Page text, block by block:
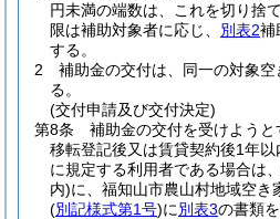
円未満の端数は、これを切り捨
限は補助対象者に応じ、 別表2補
する。
2
補助金の交付は、同一の対象
る。
(交付申請及び交付決定)
第8条
補助金の交付を受けよう
移転登記後又は賃貸契約後1年以
に規定する利用者である場合は
内)に、福知山市農山村地域空き
(別記様式第1号)に別表3の書類